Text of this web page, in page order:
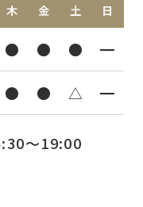
木 金 土 日
● ● ● ━
● ● △ ━
〜19:00